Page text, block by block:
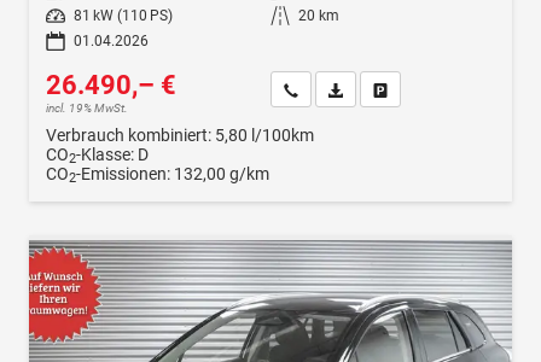
Leistung
81 kW (110 PS) Kilometerstand 20 km
01.04.2026
26.490,– €
incl. 19% MwSt.
Wir rufen Sie anFahrzeugexposé (PDF)
Verbrauch kombiniert: 5,80 l/100km
CO2-Klasse: D
CO2-Emissionen: 132,00 g/km